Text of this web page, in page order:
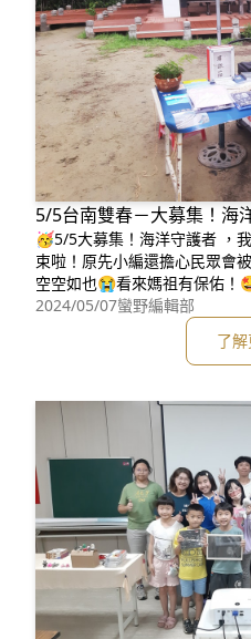
5/5台南雙春－大募集！海
🥳5/5大募集！海洋守護者 ，
束啦！原先小編還擔心民眾會
空空如也😭看來媽祖有保佑！
享受假期！一起認識台灣特有
朋友很投入，大朋友也會舉手
台灣白海豚，陸爸爸說演故事
著這些海洋生物，知道我們的
2024/05/07蠻野編輯部
了